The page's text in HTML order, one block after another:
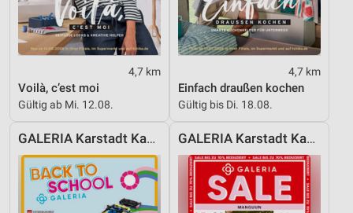
4,7 km
Voilà, c’est moi
Gültig ab Mi. 12.08.
4,7 km
Einfach draußen kochen
Gültig bis Di. 18.08.
GALERIA Karstadt Kaufhof GALERIA Karstadt Kaufhof